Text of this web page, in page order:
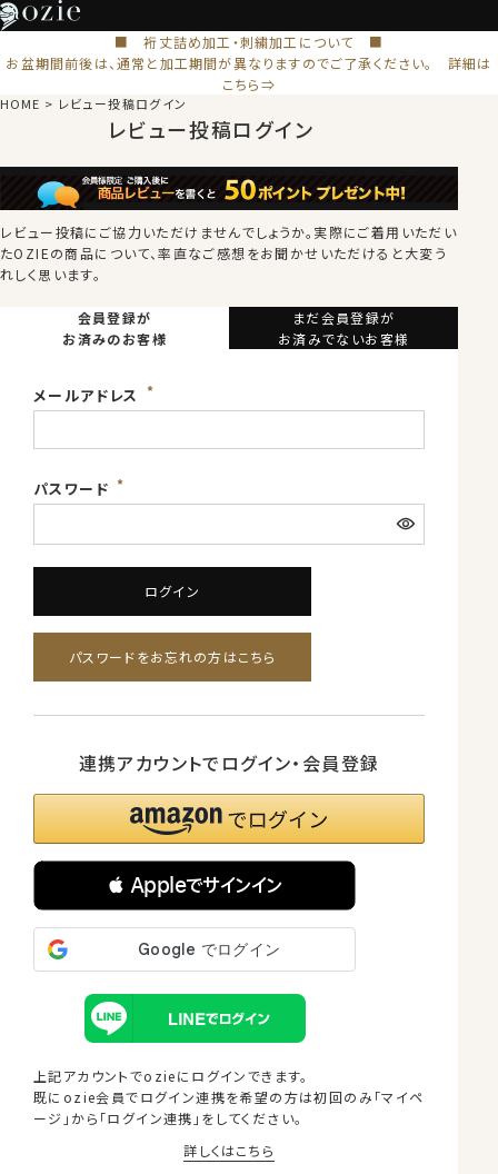
■ 裄丈詰め加工・刺繍加工について ■
お盆期間前後は、通常と加工期間が異なりますのでご了承ください。 詳細は
こちら⇒
HOME レビュー投稿ログイン
レビュー投稿ログイン
レビュー投稿にご協力いただけませんでしょうか。 実際にご着用いただい
たOZIEの商品について、率直なご感想をお聞かせいただけると大変う
れしく思います。
会員登録が
お済みのお客様
まだ会員登録が
お済みでないお客様
メールアドレス
パスワード
ログイン
パスワードをお忘れの方はこちら
連携アカウントでログイン・会員登録
 Appleでサインイン
上記アカウントでozieにログインできます。
既にozie会員でログイン連携を希望の方は初回のみ「マイペ
ージ」から「ログイン連携」をしてください。
詳しくはこちら